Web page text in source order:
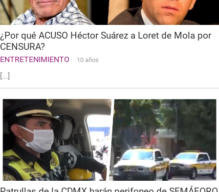
¿Por qué ACUSO Héctor Suárez a Loret de Mola por
CENSURA?
ENTRETENIMIENTO 10 años
[...]